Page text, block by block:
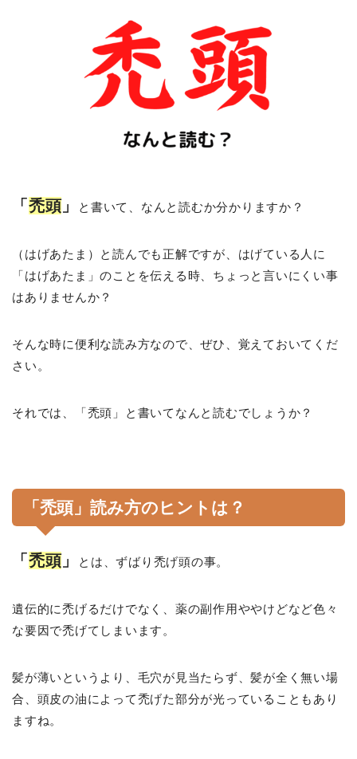
「 禿頭」 と書いて、なんと読むか分かりますか？
（はげあたま）と読んでも正解ですが、はげている人に
「はげあたま」のことを伝える時、ちょっと言いにくい事
はありませんか？
そんな時に便利な読み方なので、ぜひ、覚えておいてくだ
さい。
それでは、「禿頭」と書いてなんと読むでしょうか？
「禿頭」読み方のヒントは？
「 禿頭」 とは、ずばり禿げ頭の事。
遺伝的に禿げるだけでなく、薬の副作用ややけどなど色々
な要因で禿げてしまいます。
髪が薄いというより、毛穴が見当たらず、髪が全く無い場
合、頭皮の油によって禿げた部分が光っていることもあり
ますね。